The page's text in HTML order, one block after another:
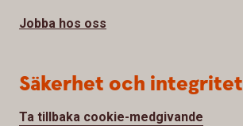
Jobba hos oss
Säkerhet och integritet
Ta tillbaka cookie-medgivande